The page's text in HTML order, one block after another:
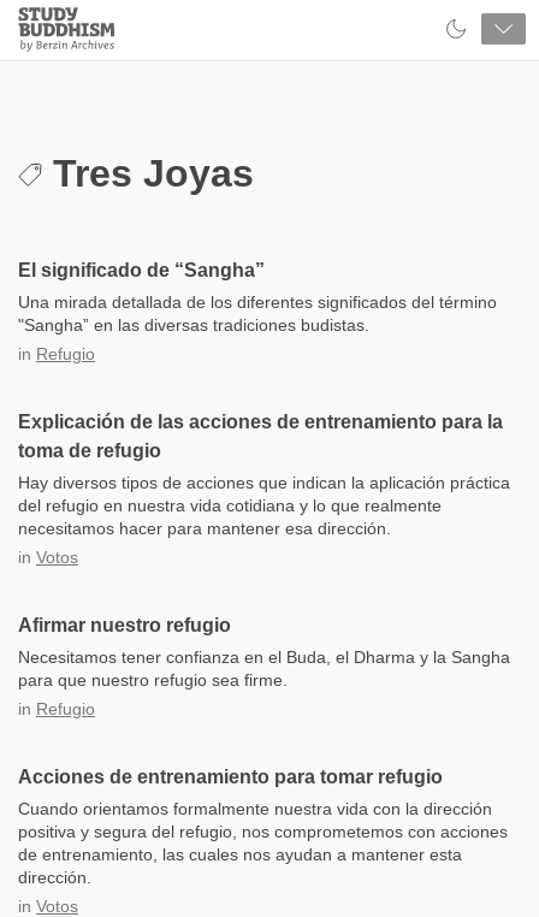
Close
Study
Buddhism
Tres Joyas
El significado de “Sangha”
Una mirada detallada de los diferentes significados del término
"Sangha” en las diversas tradiciones budistas.
in Refugio
Explicación de las acciones de entrenamiento para la
toma de refugio
Hay diversos tipos de acciones que indican la aplicación práctica
del refugio en nuestra vida cotidiana y lo que realmente
necesitamos hacer para mantener esa dirección.
in Votos
Afirmar nuestro refugio
Necesitamos tener confianza en el Buda, el Dharma y la Sangha
para que nuestro refugio sea firme.
in Refugio
Acciones de entrenamiento para tomar refugio
Cuando orientamos formalmente nuestra vida con la dirección
positiva y segura del refugio, nos comprometemos con acciones
de entrenamiento, las cuales nos ayudan a mantener esta
dirección.
in Votos